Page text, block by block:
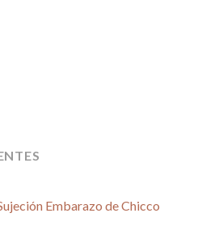
Embarazo de Chicco